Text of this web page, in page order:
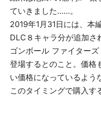
ていきました……。
2019年1月31日には、本
DLC８キャラ分が追加さ
ゴンボール ファイター
登場するとのこと。価格
い価格になっているよう
このタイミングで購入す